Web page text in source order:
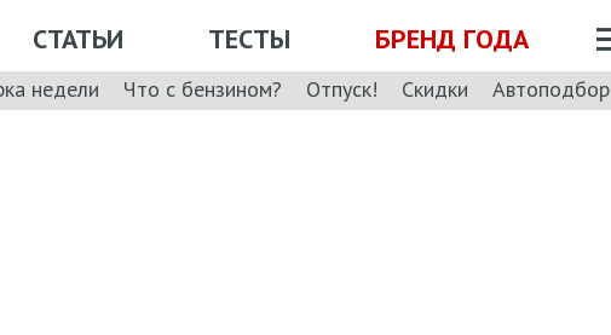
СТАТЬИ ТЕСТЫ БРЕНД ГОДА
недели Что с бензином? Отпуск! Скидки Автоподбор